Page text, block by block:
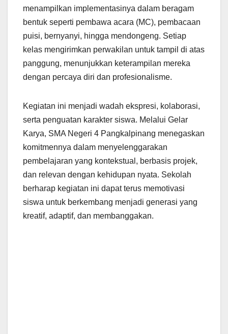
menampilkan implementasinya dalam beragam
bentuk seperti pembawa acara (MC), pembacaan
puisi, bernyanyi, hingga mendongeng. Setiap
kelas mengirimkan perwakilan untuk tampil di atas
panggung, menunjukkan keterampilan mereka
dengan percaya diri dan profesionalisme.
Kegiatan ini menjadi wadah ekspresi, kolaborasi,
serta penguatan karakter siswa. Melalui Gelar
Karya, SMA Negeri 4 Pangkalpinang menegaskan
komitmennya dalam menyelenggarakan
pembelajaran yang kontekstual, berbasis projek,
dan relevan dengan kehidupan nyata. Sekolah
berharap kegiatan ini dapat terus memotivasi
siswa untuk berkembang menjadi generasi yang
kreatif, adaptif, dan membanggakan.